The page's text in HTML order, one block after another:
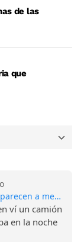
de las
que
Los camiones de helados que aparecen a medianoche: la oscura leyenda de los niños desaparecidos
ví un camión
en la noche